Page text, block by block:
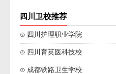
四川卫校推荐
⊙ 四川护理职业学院
⊙ 四川育英医科技校
⊙ 成都铁路卫生学校